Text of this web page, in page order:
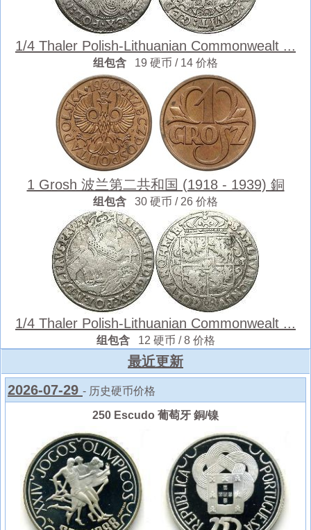
1/4 Thaler Polish-Lithuanian Commonwealt ...
组包含 19 硬币 / 14 价格
1 Grosh 波兰第二共和国 (1918 - 1939) 銅
组包含 30 硬币 / 26 价格
1/4 Thaler Polish-Lithuanian Commonwealt ...
组包含 12 硬币 / 8 价格
最近更新
2026-07-29 - 历史硬币价格
250 Escudo 葡萄牙 銅/镍